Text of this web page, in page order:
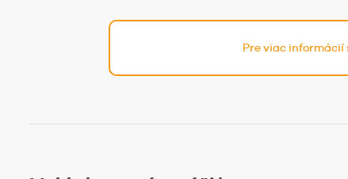
Pre viac informácií